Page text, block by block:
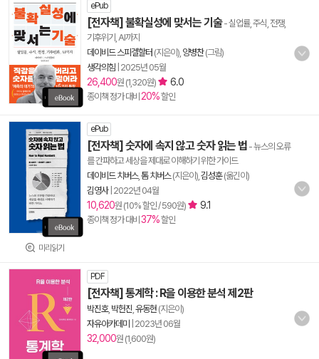
ePub
[전자책] 불확실성에 맞서는 기술- 실업률, 주식, 전쟁,
기후위기, AI까지
데이비드 스피겔할터 (지은이), 양병찬(그림)
생각의힘 2025년 05월
26,400원 (1,320원) 6.0
종이책 정가 대비 20%할인
미리읽기
ePub
[전자책] 숫자에 속지 않고 숫자 읽는 법 - 뉴스의 오류
를 간파하고 세상을 제대로 이해하기 위한 가이드
데이비드 치버스, 톰 치버스(지은이), 김성훈(옮긴이)
김영사| 2022년 04월
10,620원 (10% 할인 / 590원) 9.1
종이책 정가 대비 37%할인
PDF
[전자책] 통계학 : R을 이용한 분석 제2판
박진호, 박헌진 유동현 (지은이)
자유아카데미
2023년 06월
32,000원 (1,600원)